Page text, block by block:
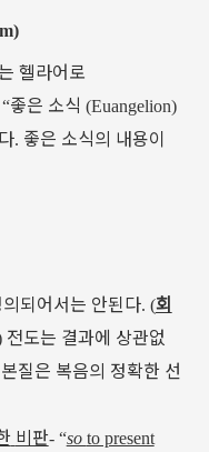
헬라어로
좋은 소식 (Euangelion)
. 좋은 소식의 내용이
되어서는 안된다. (회
전도는 결과에 상관없
본질은 복음의 정확한 선
비판- “so to present